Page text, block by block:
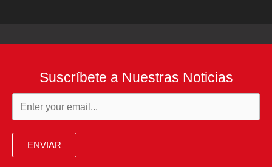
Suscríbete a Nuestras Noticias
ENVIAR